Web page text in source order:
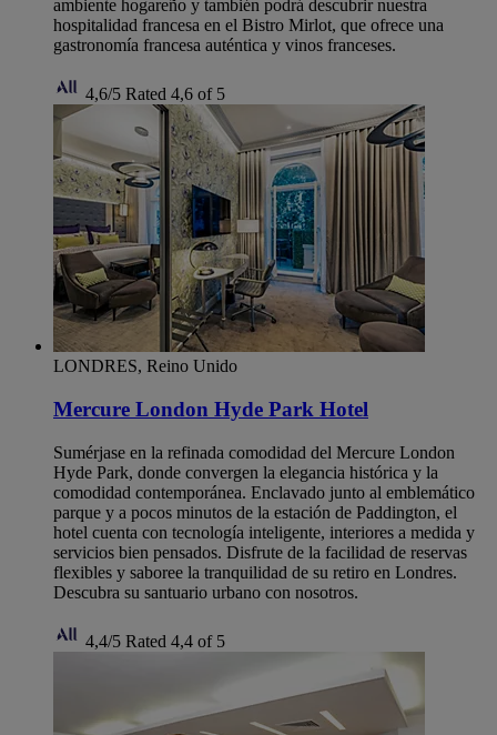
ambiente hogareño y también podrá descubrir nuestra
hospitalidad francesa en el Bistro Mirlot, que ofrece una
gastronomía francesa auténtica y vinos franceses.
4,6/5 Rated 4,6 of 5
LONDRES, Reino Unido
Mercure London Hyde Park Hotel
Sumérjase en la refinada comodidad del Mercure London
Hyde Park, donde convergen la elegancia histórica y la
comodidad contemporánea. Enclavado junto al emblemático
parque y a pocos minutos de la estación de Paddington, el
hotel cuenta con tecnología inteligente, interiores a medida y
servicios bien pensados. Disfrute de la facilidad de reservas
flexibles y saboree la tranquilidad de su retiro en Londres.
Descubra su santuario urbano con nosotros.
4,4/5 Rated 4,4 of 5